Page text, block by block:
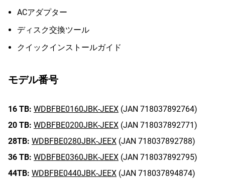
ACアダプター
ディスク交換ツール
クイックインストールガイド
モデル番号
16 TB: WDBFBE0160JBK-JEEX (JAN 718037892764)
20 TB: WDBFBE0200JBK-JEEX (JAN 718037892771)
28TB: WDBFBE0280JBK-JEEX (JAN 718037892788)
36 TB: WDBFBE0360JBK-JEEX (JAN 718037892795)
44TB: WDBFBE0440JBK-JEEX (JAN 718037894874)